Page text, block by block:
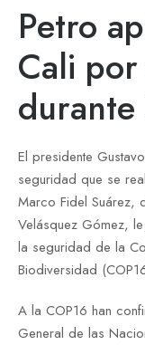
Petro
Cali
durante
El presidente
seguridad que se
Marco Fidel Suárez,
Velásquez Gómez,
la seguridad de la
Biodiversidad
A la COP16 han
General de las